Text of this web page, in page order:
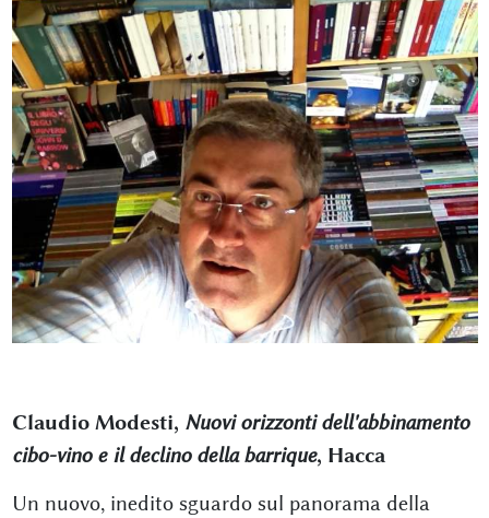
Claudio Modesti, Nuovi orizzonti dell'abbinamento
cibo-vino e il declino della barrique, Hacca
Un nuovo, inedito sguardo sul panorama della